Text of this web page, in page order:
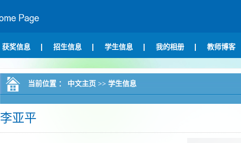
获奖信息 招生信息 学生信息 我的相册 教师博客
当前位置 ： 中文主页 >> 学生信息
李亚平